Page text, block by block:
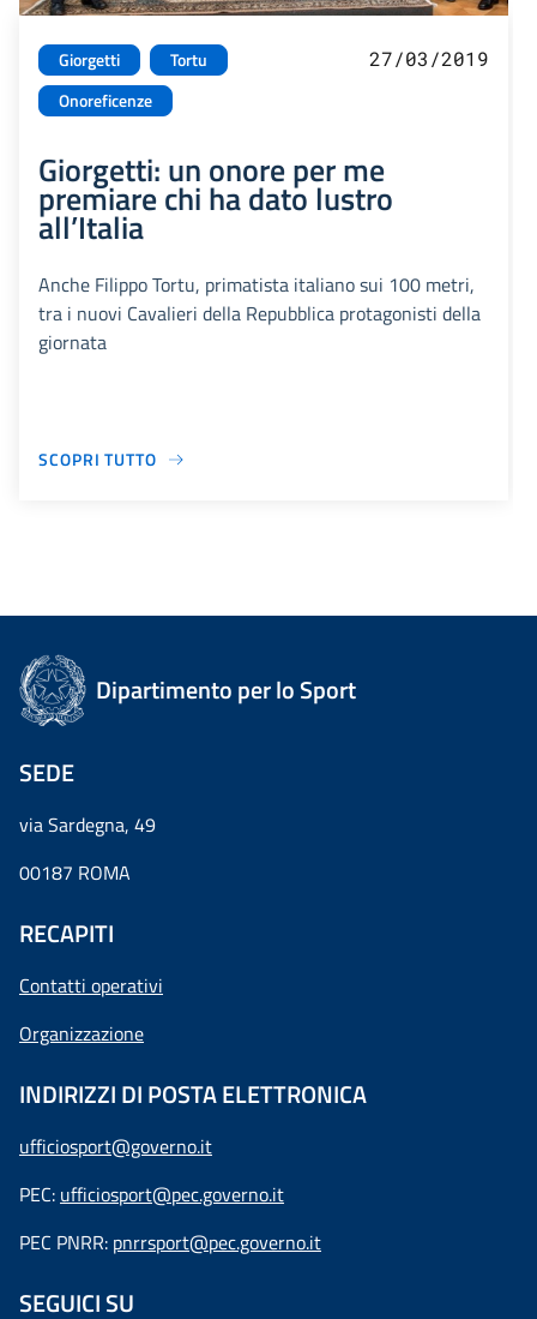
Giorgetti
Tortu
Onoreficenze
27/03/2019
Giorgetti: un onore per me
premiare chi ha dato lustro
all’Italia
Anche Filippo Tortu, primatista italiano sui 100 metri,
tra i nuovi Cavalieri della Repubblica protagonisti della
giornata
SCOPRI TUTTO
Dipartimento per lo Sport
SEDE
via Sardegna, 49
00187 ROMA
RECAPITI
Contatti operativi
Organizzazione
INDIRIZZI DI POSTA ELETTRONICA
ufficiosport@governo.it
PEC: ufficiosport@pec.governo.it
PEC PNRR: pnrrsport@pec.governo.it
SEGUICI SU